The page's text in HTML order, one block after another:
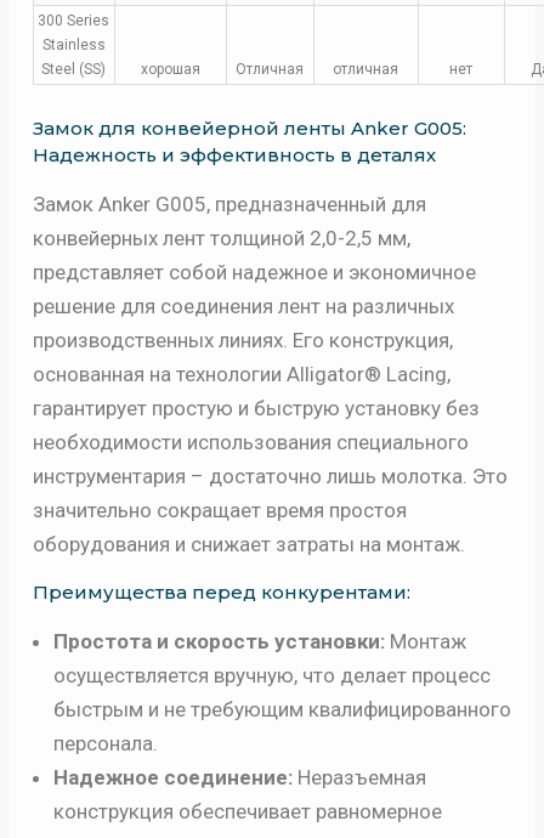
300 Series
Stainless
Steel (SS)
хорошая Отличная отличная нет
Замок для конвейерной ленты Anker G005:
Надежность и эффективность в деталях
Замок Anker G005, предназначенный для
конвейерных лент толщиной 2,0-2,5 мм,
представляет собой надежное и экономичное
решение для соединения лент на различных
производственных линиях. Его конструкция,
основанная на технологии Alligator® Lacing,
гарантирует простую и быструю установку без
необходимости использования специального
инструментария – достаточно лишь молотка. Это
значительно сокращает время простоя
оборудования и снижает затраты на монтаж.
Преимущества перед конкурентами:
Простота и скорость установки:Монтаж
осуществляется вручную, что делает процесс
быстрым и не требующим квалифицированного
персонала.
Надежное соединение:Неразъемная
конструкция обеспечивает равномерное